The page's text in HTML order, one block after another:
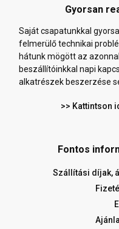
Gyorsan
Saját csapatunkkal
felmerülő technikai
hátunk mögött az
beszállítóinkkal napi
alkatrészek beszerzése
>> Kattintson
Fontos
Szállítási díjak,